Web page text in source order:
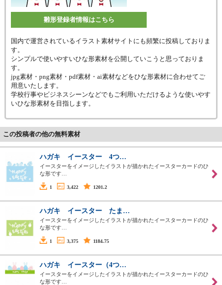
雛形登録者情報はこちら
国内で運営されているイラスト素材サイトにも頻繁に投稿しておりま
す。
シンプルで使いやすいひな形素材を公開していこうと思っておりま
す。
jpg素材・png素材・pdf素材・ai素材などをひな形素材に合わせてご
用意いたします。
学校行事やビジネスシーンなどでもご利用いただけるような使いやす
いひな形素材を目指します。
この投稿者の他の無料素材
ハガキ イースター 4つ…
イースターをイメージしたイラストが描かれたイースターカードのひ
な形です…
1 3,422 1201.2
ハガキ イースター たま…
イースターをイメージしたイラストが描かれたイースターカードのひ
な形です…
1 3,375 1184.75
ハガキ イースター（4つ…
イースターをイメージしたイラストが描かれたイースターカードのひ
な形です…